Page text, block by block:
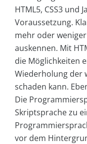
HTML5, CSS3 und
Voraussetzung.
mehr oder
auskennen. Mit
die Möglichkeiten
Wiederholung der
schaden kann.
Die
Skriptsprache zu
vor dem